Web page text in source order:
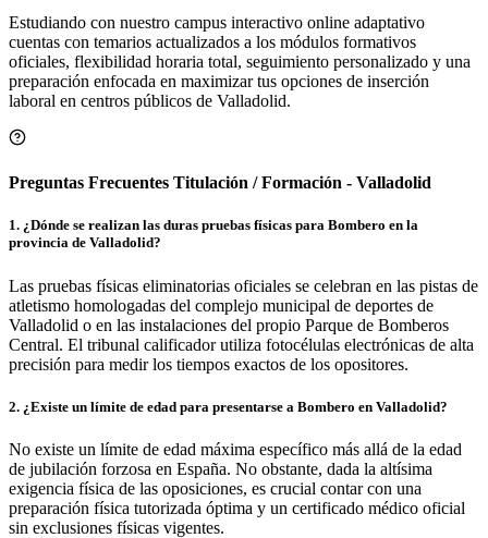
Estudiando con nuestro campus interactivo online adaptativo
cuentas con temarios actualizados a los módulos formativos
oficiales, flexibilidad horaria total, seguimiento personalizado y una
preparación enfocada en maximizar tus opciones de inserción
laboral en centros públicos de Valladolid.
Preguntas Frecuentes Titulación / Formación - Valladolid
1. ¿Dónde se realizan las duras pruebas físicas para Bombero en la
provincia de Valladolid?
Las pruebas físicas eliminatorias oficiales se celebran en las pistas de
atletismo homologadas del complejo municipal de deportes de
Valladolid o en las instalaciones del propio Parque de Bomberos
Central. El tribunal calificador utiliza fotocélulas electrónicas de alta
precisión para medir los tiempos exactos de los opositores.
2. ¿Existe un límite de edad para presentarse a Bombero en Valladolid?
No existe un límite de edad máxima específico más allá de la edad
de jubilación forzosa en España. No obstante, dada la altísima
exigencia física de las oposiciones, es crucial contar con una
preparación física tutorizada óptima y un certificado médico oficial
sin exclusiones físicas vigentes.